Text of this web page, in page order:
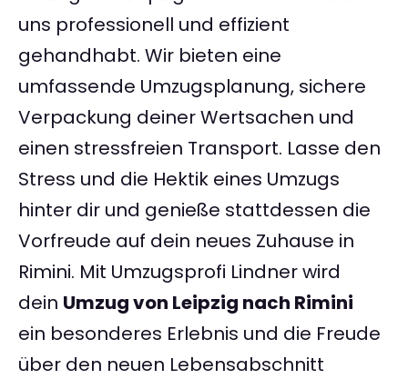
uns professionell und effizient
gehandhabt. Wir bieten eine
umfassende Umzugsplanung, sichere
Verpackung deiner Wertsachen und
einen stressfreien Transport. Lasse den
Stress und die Hektik eines Umzugs
hinter dir und genieße stattdessen die
Vorfreude auf dein neues Zuhause in
Rimini. Mit Umzugsprofi Lindner wird
dein Umzug von Leipzig nach Rimini
ein besonderes Erlebnis und die Freude
über den neuen Lebensabschnitt